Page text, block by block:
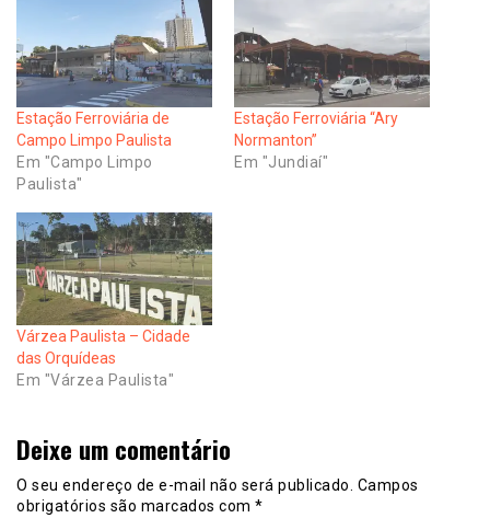
Estação Ferroviária de
Campo Limpo Paulista
Em "Campo Limpo
Paulista"
Estação Ferroviária “Ary
Normanton”
Em "Jundiaí"
Várzea Paulista – Cidade
das Orquídeas
Em "Várzea Paulista"
Deixe um comentário
O seu endereço de e-mail não será publicado. Campos
obrigatórios são marcados com *